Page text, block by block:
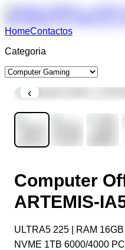
HomeContactos
Categoria
‹
Computer
ARTEMIS-
ULTRA5 225 | RAM
NVME 1TB 6000/4000